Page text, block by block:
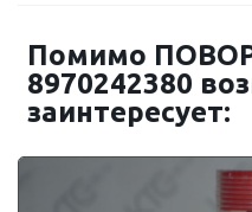
Помимо
8970242380
заинтересует: